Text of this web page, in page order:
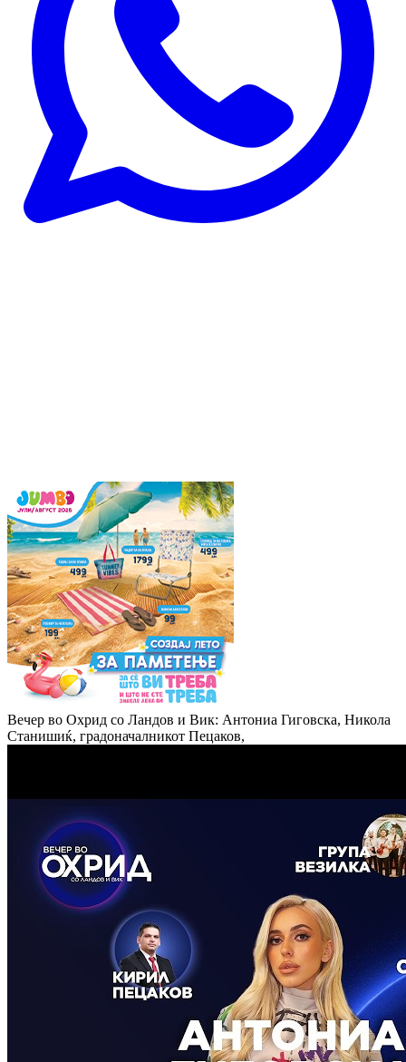
Вечер во Охрид со Ландов и Вик: Антониа Гиговска, Никола
Станишиќ, градоначалникот Пецаков,